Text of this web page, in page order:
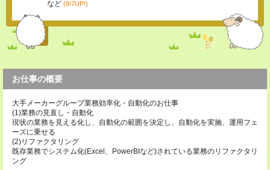
など (8/7UP!)
お仕事の概要
大手メーカーグループ業務効率化・自動化のお仕事
(1)業務の見直し・自動化
現状の業務を見える化し、自動化の範囲を決定し、自動化を実施、運用フェ
ーズに乗せる
(2)リファクタリング
既存業務でシステム化(Excel、PowerBIなど)されている業務のリファクタリ
ング